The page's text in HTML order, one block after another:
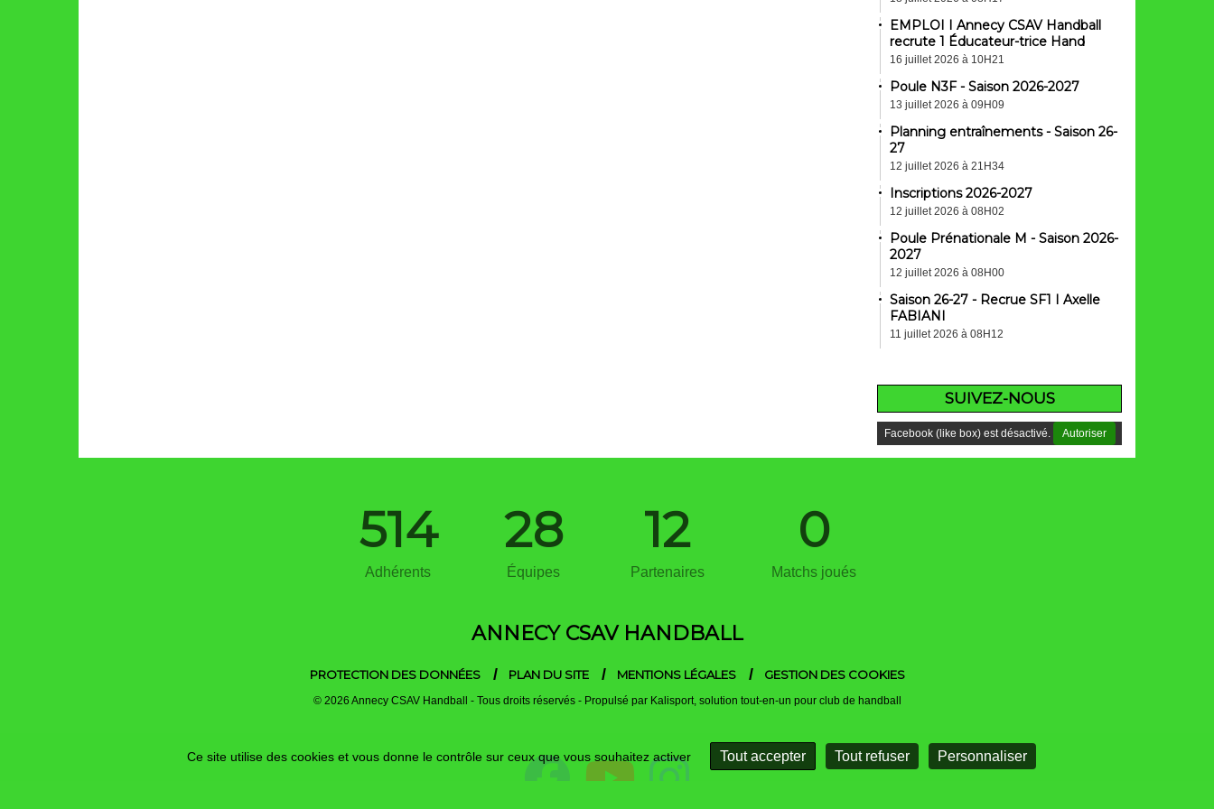
EMPLOI I Annecy CSAV Handball
recrute 1 Éducateur-trice Hand
16 juillet 2026 à 10H21
Poule N3F - Saison 2026-2027
13 juillet 2026 à 09H09
Planning entraînements - Saison 26-
27
12 juillet 2026 à 21H34
Inscriptions 2026-2027
12 juillet 2026 à 08H02
Poule Prénationale M - Saison 2026-
2027
12 juillet 2026 à 08H00
Saison 26-27 - Recrue SF1 I Axelle
FABIANI
11 juillet 2026 à 08H12
SUIVEZ-NOUS
Facebook (like box) est désactivé. Autoriser
514
Adhérents
28
Équipes
12
Partenaires
0
Matchs joués
ANNECY CSAV HANDBALL
PROTECTION DES DONNÉES PLAN DU SITE MENTIONS LÉGALES GESTION DES COOKIES
© 2026 Annecy CSAV Handball - Tous droits réservés - Propulsé par Kalisport, solution tout-en-un pour club de handball
Ce site utilise des cookies et vous donne le contrôle sur ceux que vous souhaitez activer Tout accepter Tout refuser Personnaliser